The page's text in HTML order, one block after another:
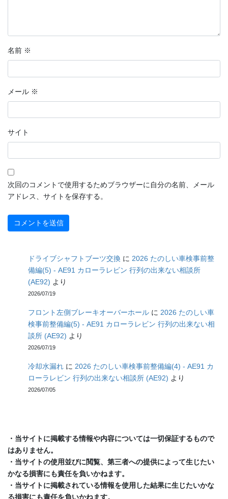
名前 ※
メール ※
サイト
次回のコメントで使用するためブラウザーに自分の名前、メール
アドレス、サイトを保存する。
ドライブシャフトブーツ交換 に 2026 たのしい車検事前整
備編(5) - AE91 カローラレビン 行列の出来ない相談所
(AE92) より
2026/07/19
フロント左側ブレーキオーバーホール に 2026 たのしい車
検事前整備編(5) - AE91 カローラレビン 行列の出来ない相
談所 (AE92) より
2026/07/19
冷却水漏れ に 2026 たのしい車検事前整備編(4) - AE91 カ
ローラレビン 行列の出来ない相談所 (AE92) より
2026/07/05
・当サイトに掲載する情報や内容については一切保証するもので
はありません。
・当サイトの使用並びに閲覧、第三者への提供によって生じたい
かなる損害にも責任を負いかねます。
・当サイトに掲載されている情報を使用した結果に生じたいかな
る損害にも責任を負いかねます。